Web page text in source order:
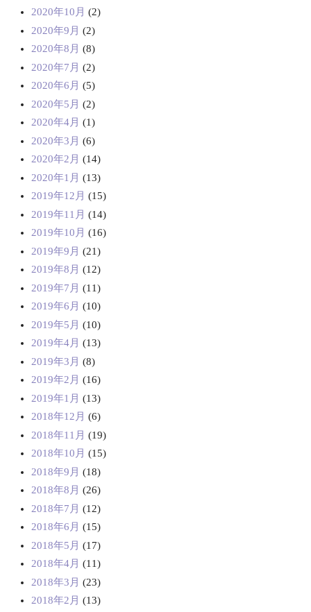
2020年10月 (2)
2020年9月 (2)
2020年8月 (8)
2020年7月 (2)
2020年6月 (5)
2020年5月 (2)
2020年4月 (1)
2020年3月 (6)
2020年2月 (14)
2020年1月 (13)
2019年12月 (15)
2019年11月 (14)
2019年10月 (16)
2019年9月 (21)
2019年8月 (12)
2019年7月 (11)
2019年6月 (10)
2019年5月 (10)
2019年4月 (13)
2019年3月 (8)
2019年2月 (16)
2019年1月 (13)
2018年12月 (6)
2018年11月 (19)
2018年10月 (15)
2018年9月 (18)
2018年8月 (26)
2018年7月 (12)
2018年6月 (15)
2018年5月 (17)
2018年4月 (11)
2018年3月 (23)
2018年2月 (13)